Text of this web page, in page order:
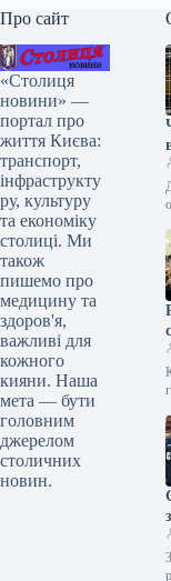
Про сайт
«Столиця
новини» —
портал про
життя Києва:
транспорт,
інфраструкту
ру, культуру
та економіку
столиці. Ми
також
пишемо про
медицину та
здоров'я,
важливі для
кожного
кияни. Наша
мета — бути
головним
джерелом
столичних
новин.